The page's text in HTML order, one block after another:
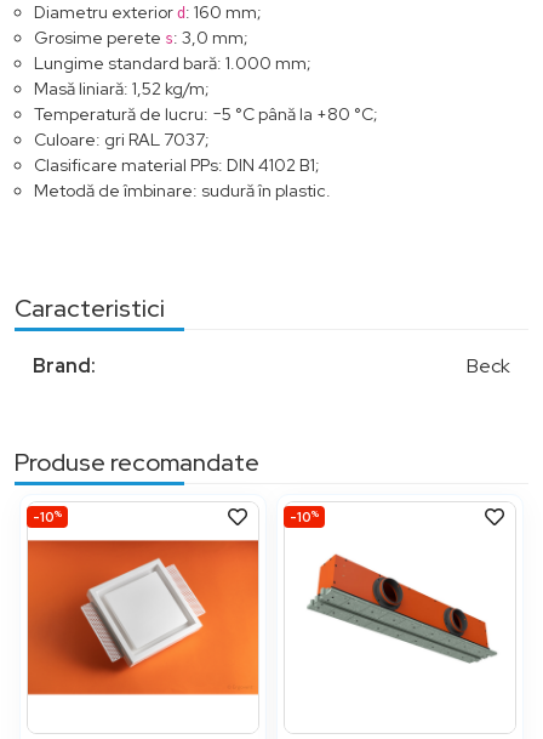
Diametru exterior d : 160 mm;
Grosime perete s: 3,0 mm;
Lungime standard bară: 1.000 mm;
Masă liniară: 1,52 kg/m;
Temperatură de lucru: −5 °C până la +80 °C;
Culoare: gri RAL 7037;
Clasificare material PPs: DIN 4102 B1;
Metodă de îmbinare: sudură în plastic.
Caracteristici
Brand: Beck
Produse recomandate
-10% -10%